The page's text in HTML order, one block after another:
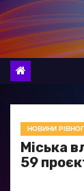
о
в
НОВИНИ
Міська
59